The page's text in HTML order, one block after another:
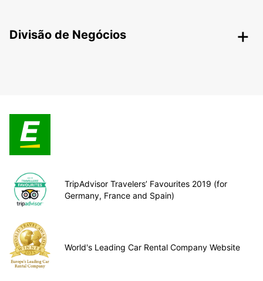
Divisão de Negócios
TripAdvisor Travelers’ Favourites 2019 (for
Germany, France and Spain)
World's Leading Car Rental Company Website